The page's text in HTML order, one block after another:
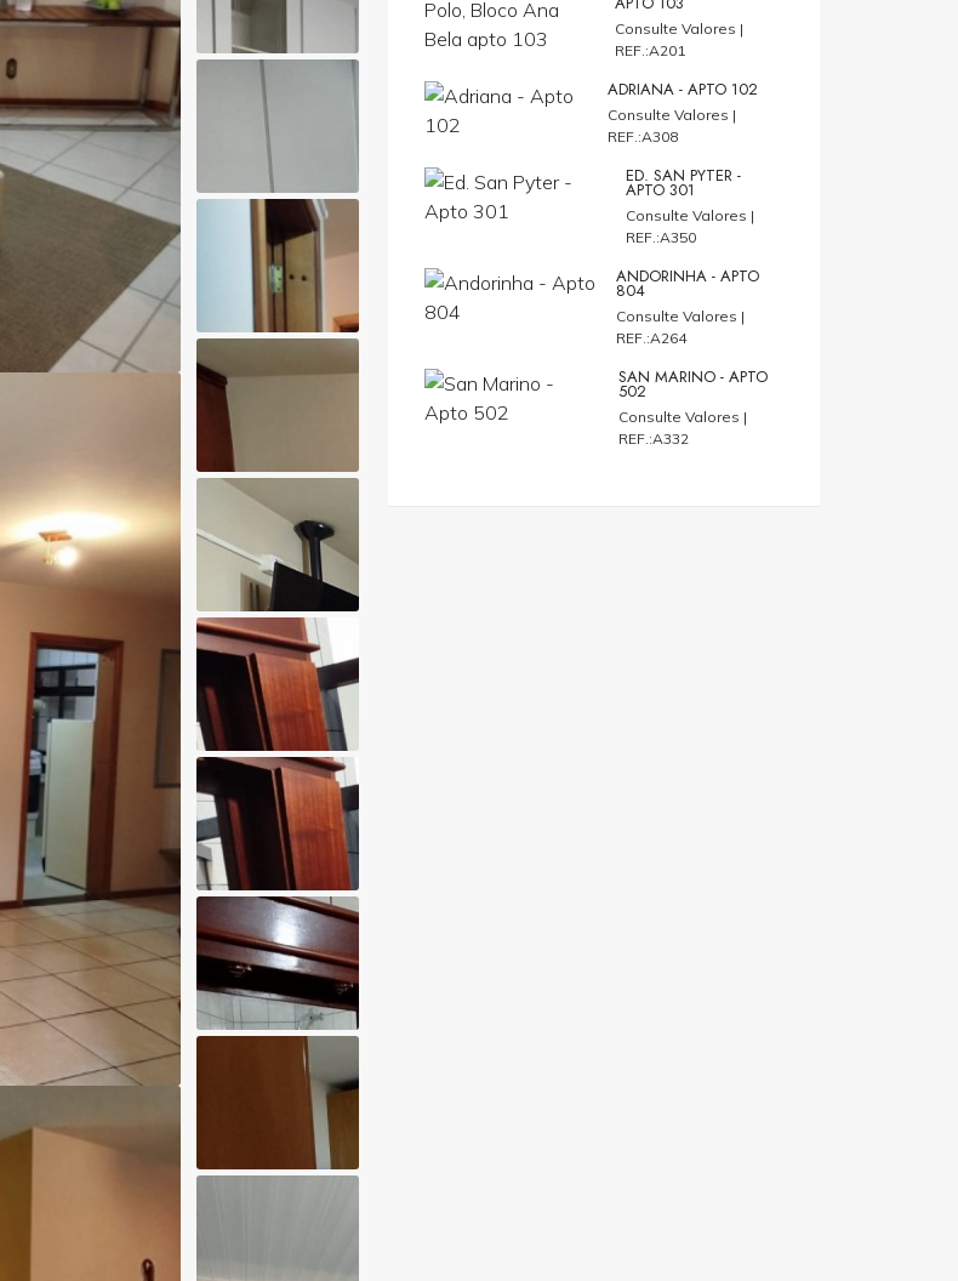
Consulte Valores |
REF.:A201
ADRIANA - APTO 102
Consulte Valores |
REF.:A308
ED. SAN PYTER -
APTO 301
Consulte Valores |
REF.:A350
ANDORINHA - APTO
804
Consulte Valores |
REF.:A264
SAN MARINO - APTO
502
Consulte Valores |
REF.:A332